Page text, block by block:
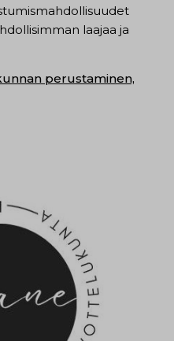
laajaa ja
perustaminen,